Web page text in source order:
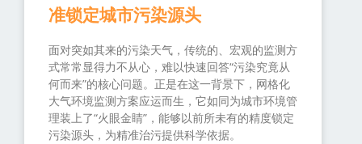
准锁定城市污染源头
面对突如其来的污染天气，传统的、宏观的监测方
式常常显得力不从心，难以快速回答“污染究竟从
何而来”的核心问题。正是在这一背景下，网格化
大气环境监测方案应运而生，它如同为城市环境管
理装上了“火眼金睛”，能够以前所未有的精度锁定
污染源头，为精准治污提供科学依据。